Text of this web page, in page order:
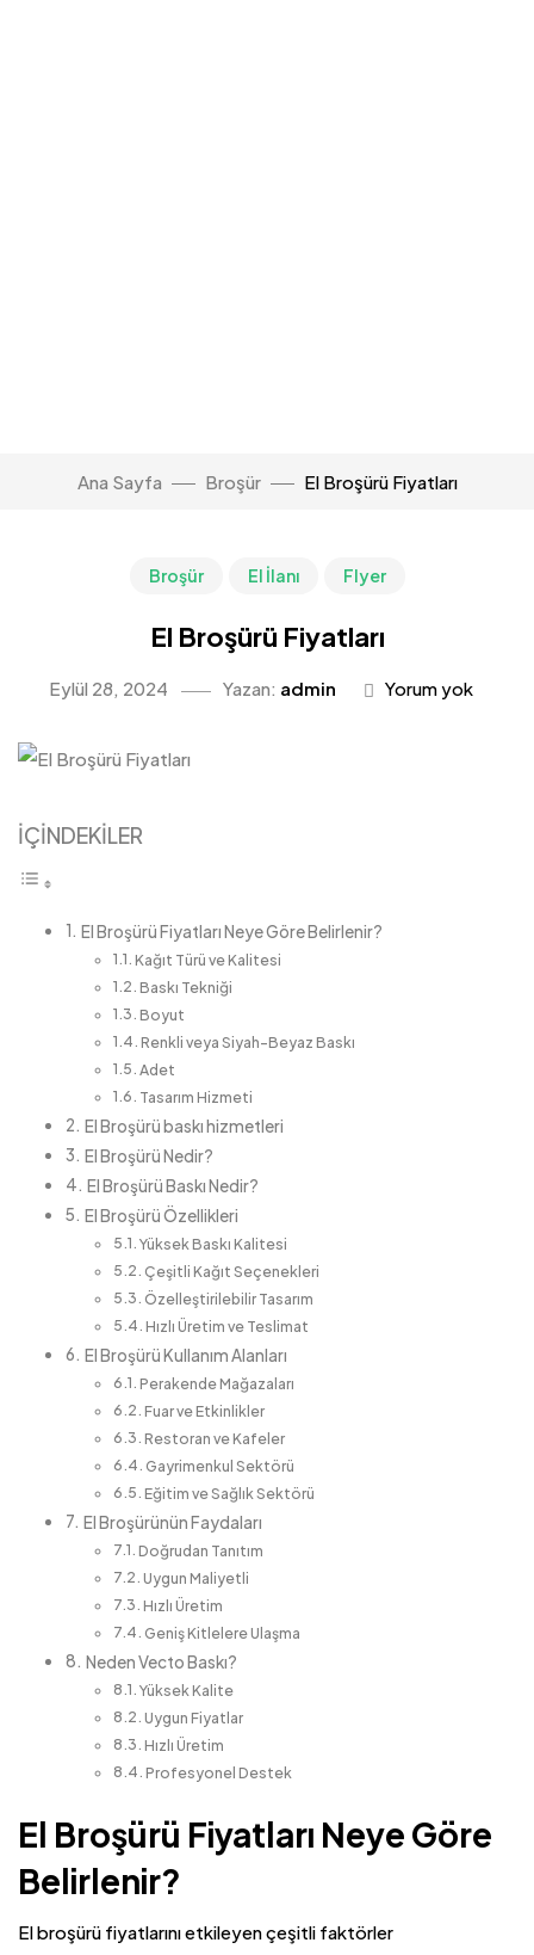
Ana Sayfa Broşür El Broşürü Fiyatları
Broşür El İlanı Flyer
El Broşürü Fiyatları
Eylül 28, 2024 Yazan: admin Yorum yok
İÇİNDEKİLER
El Broşürü Fiyatları Neye Göre Belirlenir?
Kağıt Türü ve Kalitesi
Baskı Tekniği
Boyut
Renkli veya Siyah-Beyaz Baskı
Adet
Tasarım Hizmeti
El Broşürü baskı hizmetleri
El Broşürü Nedir?
El Broşürü Baskı Nedir?
El Broşürü Özellikleri
Yüksek Baskı Kalitesi
Çeşitli Kağıt Seçenekleri
Özelleştirilebilir Tasarım
Hızlı Üretim ve Teslimat
El Broşürü Kullanım Alanları
Perakende Mağazaları
Fuar ve Etkinlikler
Restoran ve Kafeler
Gayrimenkul Sektörü
Eğitim ve Sağlık Sektörü
El Broşürünün Faydaları
Doğrudan Tanıtım
Uygun Maliyetli
Hızlı Üretim
Geniş Kitlelere Ulaşma
Neden Vecto Baskı?
Yüksek Kalite
Uygun Fiyatlar
Hızlı Üretim
Profesyonel Destek
El Broşürü Fiyatları Neye Göre
Belirlenir?
El broşürü fiyatlarını etkileyen çeşitli faktörler